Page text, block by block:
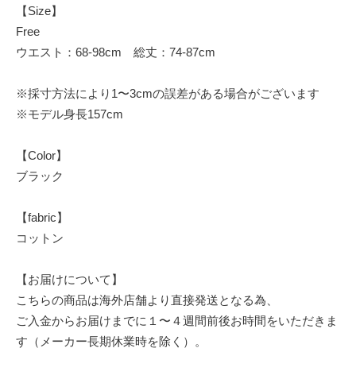
【Size】
Free
ウエスト：68-98cm 総丈：74-87cm
※採寸方法により1〜3cmの誤差がある場合がございます
※モデル身長157cm
【Color】
ブラック
【fabric】
コットン
【お届けについて】
こちらの商品は海外店舗より直接発送となる為、
ご入金からお届けまでに１〜４週間前後お時間をいただきま
す（メーカー長期休業時を除く）。